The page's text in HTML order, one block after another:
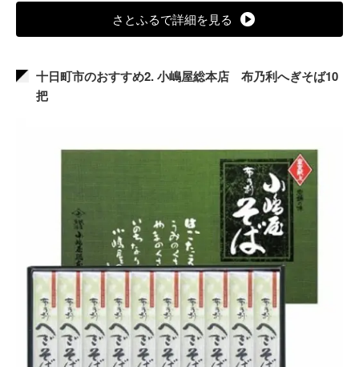
さとふるで詳細を見る
十日町市のおすすめ2. 小嶋屋総本店 布乃利へぎそば10
把